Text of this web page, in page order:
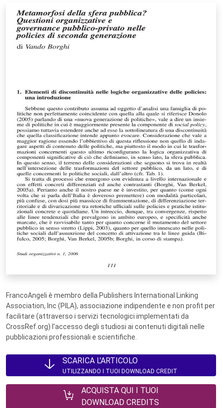
FrancoAngeli è membro della Publishers International Linking
Association, Inc (PILA), associazione indipendente e non profit per
facilitare (attraverso i servizi tecnologici implementati da
CrossRef.org) l’accesso degli studiosi ai contenuti digitali nelle
pubblicazioni professionali e scientifiche.
SCARICA L'ARTICOLO
UTILIZZANDO I TUOI DOWNLOAD CREDIT
ACQUISTA QUI I TUOI
DOWNLOAD CREDITS